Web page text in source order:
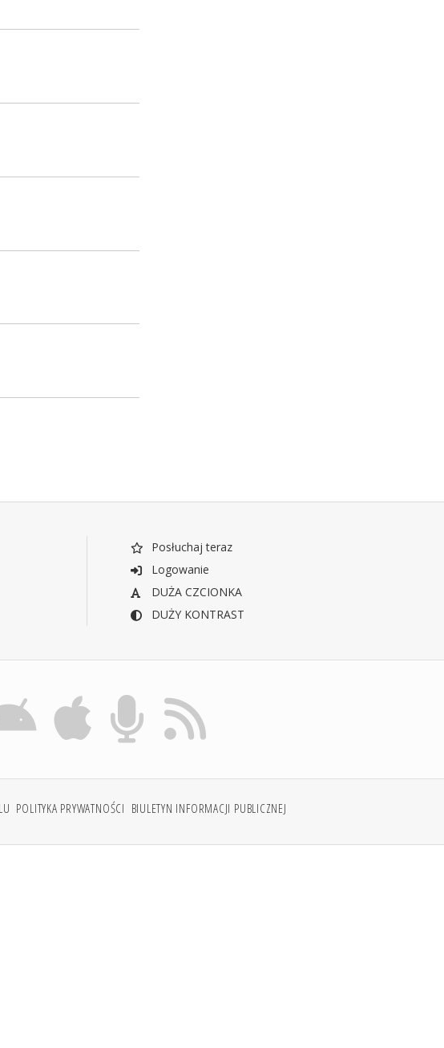
Posłuchaj teraz
Logowanie
DUŻA CZCIONKA
DUŻY KONTRAST
POLITYKA PRYWATNOŚCI BIULETYN INFORMACJI PUBLICZNEJ